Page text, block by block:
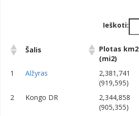
Ieškoti:
Šalis
Plotas km2
(mi2)
Šalis
Plotas km2
(mi2)
1 Alžyras
2,381,741
(919,595)
2 Kongo DR
2,344,858
(905,355)